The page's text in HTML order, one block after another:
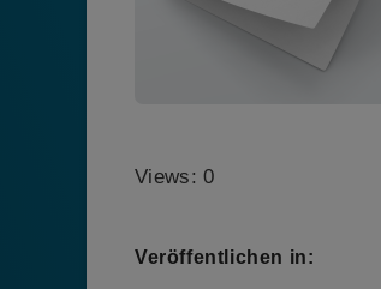
Views: 0
Veröffentlichen in: